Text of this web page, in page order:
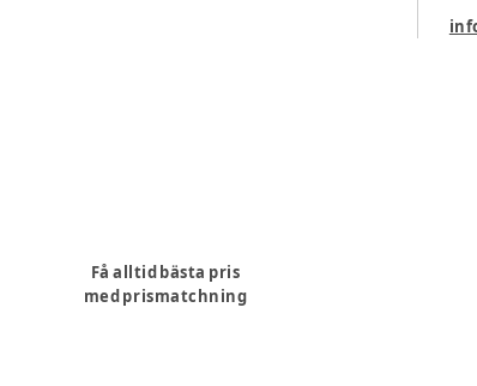
Få alltid bästa pris
med prismatchning